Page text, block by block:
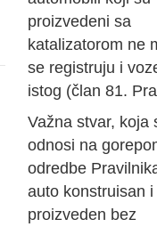
proizvedeni sa
katalizatorom ne
se registruju i
istog (član 81.
Važna stvar, koja
odnosi na
odredbe
auto konstruisan i
proizveden bez